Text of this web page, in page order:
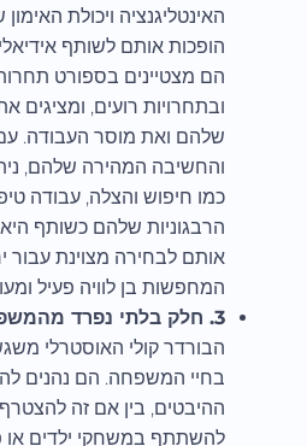
האינטליגנציה ויכולת
הופכות אותם לשותף
הם מצטיינים בספורט
ובתחרויות רועים,
שלהם ואת מוסר העבודה.
והחשיבה המהירה שלהם,
כמו חיפוש והצלה, עבודה
הרבגוניות שלהם כשותף
אותם לבחירה מצוינת עבור
המחפשות בן לוויה פעיל
3. חלק בלתי נפרד מהמשפחה שלך:
הבורדר קולי האוסטרלי
בחיי המשפחה. הם נהנים
ההיבטים, בין אם זה
להשתתף במשחקי ילדים או